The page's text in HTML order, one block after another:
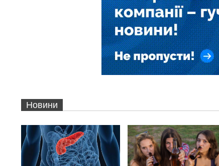
Новини